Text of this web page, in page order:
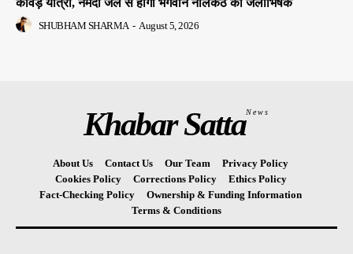
SHUBHAM SHARMA - August 5, 2026
Khabar SattaNews
About Us Contact Us Our Team
Privacy Policy
Cookies Policy
Corrections Policy
Ethics Policy
Fact-Checking Policy
Ownership & Funding Information
Terms & Conditions